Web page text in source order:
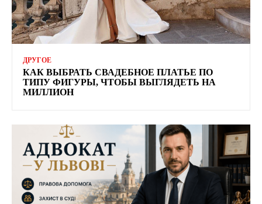
ДРУГОЕ
КАК ВЫБРАТЬ СВАДЕБНОЕ ПЛАТЬЕ ПО
ТИПУ ФИГУРЫ, ЧТОБЫ ВЫГЛЯДЕТЬ НА
МИЛЛИОН